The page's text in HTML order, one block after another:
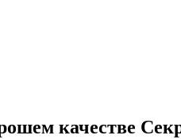
качестве